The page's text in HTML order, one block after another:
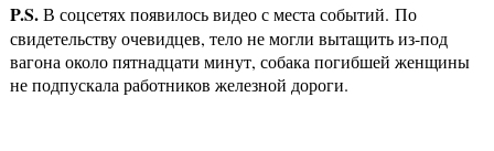
P.S.В соцсетях появилось видео с места событий. По
свидетельству очевидцев, тело не могли вытащить из-под
вагона около пятнадцати минут, собака погибшей женщины
не подпускала работников железной дороги.